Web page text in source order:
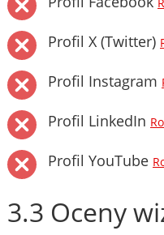
Profil X (Twitter)
Profil Instagram
Profil LinkedIn
Profil YouTube
3.3 Oceny